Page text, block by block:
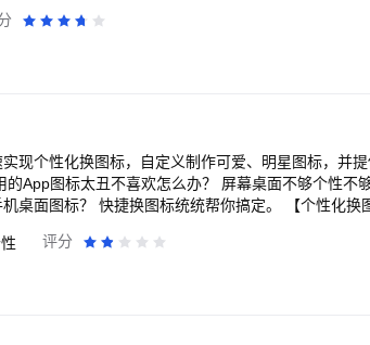
物的乐趣；免费领取鲜花种子，每日浇水施肥就能收
个性头像，提供大量精美的头像，男生头像，女生头
不再单调。快捷打开主屏幕、截屏、锁屏、调整声音
机没有自带透明壁纸功能也不用愁了，聊天时透明背
度可调节。 【背景图片，应有尽有】 好看的聊天背
格背景图，热门明星和动漫背景图，电影台词背景
不管你的心情是快乐还是悲伤的，在闪光壁纸的心情
尽有。 【轻量便捷，方便体验】 很小的内存占用，
谢您的使用，使用中有任何问题可直接通过下述邮箱
您发现某项内容侵犯了您的权利，您可以通过下述邮
现个性化换图标，自定义制作可爱、明星图标，并
图标统统帮你搞定。 【个性化换图标】 手机图标是手机桌面的重
可以根据自己的喜好随意更换。只需几步简单操作，
通形象，还是你喜爱的明星头像，都可以通过这个应用实现
换上的图标相得益彰，打造出完美的视觉效果。 【桌面小组件】 如
评分